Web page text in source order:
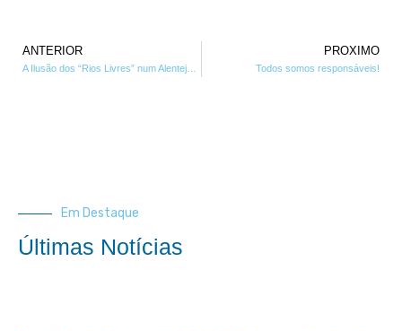
ANTERIOR PROXIMO
Todos somos responsáveis!
Em Destaque
Últimas Notícias